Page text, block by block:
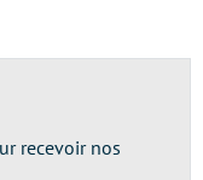
recevoir nos